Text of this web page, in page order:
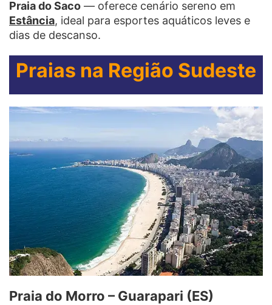
Praia do Saco — oferece cenário sereno em
Estância, ideal para esportes aquáticos leves e
dias de descanso.
Praias na Região Sudeste
Praia do Morro – Guarapari (ES)